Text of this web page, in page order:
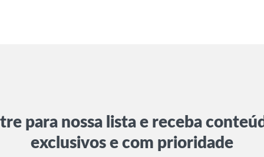
para nossa lista e receba
exclusivos e com prioridade